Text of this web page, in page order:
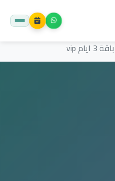
باقة 3 ايام vip